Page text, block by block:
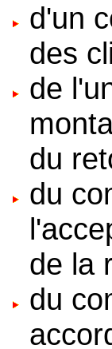
d'un
des
de
du
du
de la
du